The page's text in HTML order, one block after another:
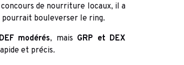
concours de nourriture locaux, il a
bouleverser le ring.
modérés, mais GRP et DEX
et précis.